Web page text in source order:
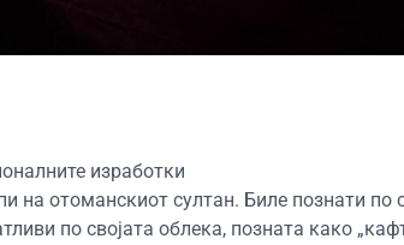
изработки
отоманскиот султан. Биле познати по
по својата облека, позната како